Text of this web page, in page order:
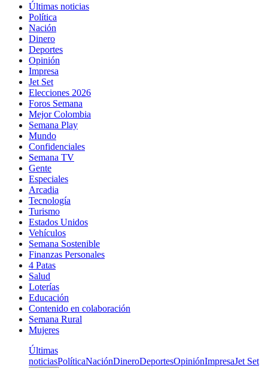
Últimas noticias
Política
Nación
Dinero
Deportes
Opinión
Impresa
Jet Set
Elecciones 2026
Foros Semana
Mejor Colombia
Semana Play
Mundo
Confidenciales
Semana TV
Gente
Especiales
Arcadia
Tecnología
Turismo
Estados Unidos
Vehículos
Semana Sostenible
Finanzas Personales
4 Patas
Salud
Loterías
Educación
Contenido en colaboración
Semana Rural
Mujeres
Últimas
noticiasPolíticaNaciónDineroDeportesOpiniónImpresaJet Set